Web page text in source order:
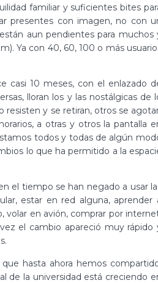
familiar y suficientes bites
presentes con imagen, no con
aun pendientes para muchos
Ya con 40, 60, 100 o más
casi 10 meses, con el enlazado
lloran los y las nostálgicas de
resisten y se retiran, otros se
a otras y otros la pantalla
todos y todas de algún
lo que ha permitido a la
el tiempo se han negado a usar
estar en red alguna, aprender
volar en avión, comprar por
el cambio apareció muy rápido
hasta ahora hemos
de la universidad está creciendo